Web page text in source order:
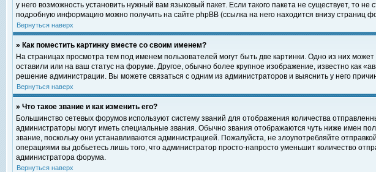
у него возможность установить нужный вам языковый пакет. Если такого пакета не существует, то
подробную информацию можно получить на сайте phpBB (ссылка на него находится внизу страниц
Вернуться наверх
» Как поместить картинку вместе со своим именем?
На страницах просмотра тем под именем пользователей могут быть две картинки. Одно из них
оставили или на ваш статус на форуме. Другое, обычно более крупное изображение, известно как
решение администрации. Вы можете связаться с одним из администраторов и выяснить у него
Вернуться наверх
» Что такое звание и как изменить его?
Большинство сетевых форумов используют систему званий для отображения количества
администраторы могут иметь специальные звания. Обычно звания отображаются чуть ниже имен
звание, поскольку они устанавливаются администрацией. Пожалуйста, не злоупотребляйте
операциями вы добьетесь лишь того, что администратор просто-напросто уменьшит количество
администратора форума.
Вернуться наверх